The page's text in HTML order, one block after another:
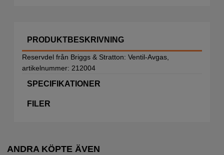
PRODUKTBESKRIVNING
Reservdel från Briggs & Stratton: Ventil-Avgas,
artikelnummer: 212004
SPECIFIKATIONER
FILER
ANDRA KÖPTE ÄVEN